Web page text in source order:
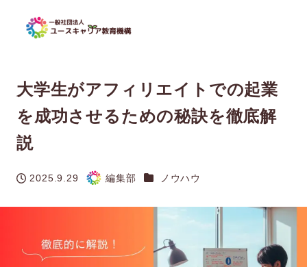
大学生がアフィリエイトでの起業
を成功させるための秘訣を徹底解
説
投稿日
2025.9.29
著
編集部 カテゴリー
ノウハウ